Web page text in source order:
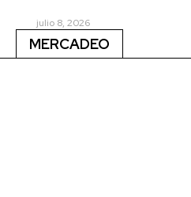
julio 8, 2026
MERCADEO